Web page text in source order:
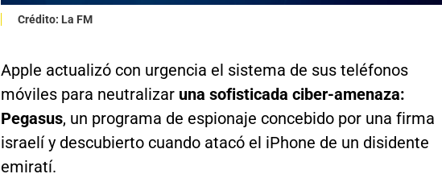
Crédito: La FM
Apple actualizó con urgencia el sistema de sus teléfonos
móviles para neutralizar una sofisticada ciber-amenaza:
Pegasus, un programa de espionaje concebido por una firma
israelí y descubierto cuando atacó el iPhone de un disidente
emiratí.